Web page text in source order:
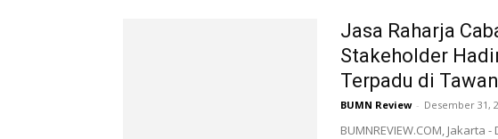
Jasa Raharja
Stakeholder
Terpadu di
BUMN Review - Desember 31,
BUMNREVIEW.COM,